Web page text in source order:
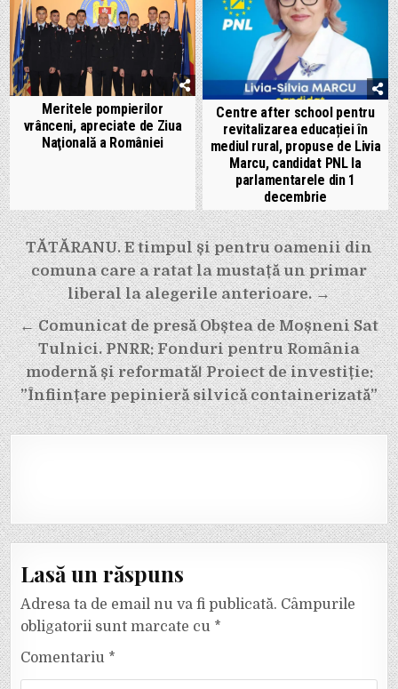
Meritele pompierilor
vrânceni, apreciate de Ziua
Naţională a României
Centre after school pentru
revitalizarea educației în
mediul rural, propuse de Livia
Marcu, candidat PNL la
parlamentarele din 1
decembrie
Navigare
în
articole
TĂTĂRANU. E timpul și pentru oamenii din
comuna care a ratat la mustață un primar
liberal la alegerile anterioare. →
← Comunicat de presă Obștea de Moșneni Sat
Tulnici. PNRR: Fonduri pentru România
modernă și reformată! Proiect de investiție:
”Înființare pepinieră silvică containerizată”
Lasă un răspuns
Adresa ta de email nu va fi publicată. Câmpurile
obligatorii sunt marcate cu *
Comentariu *